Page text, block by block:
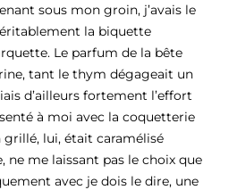
sous mon groin, j’avais le
la biquette
Le parfum de la bête
tant le thym dégageait un
d’ailleurs fortement l’effort
à moi avec la coquetterie
grillé, lui, était caramélisé
ne me laissant pas le choix que
avec je dois le dire, une